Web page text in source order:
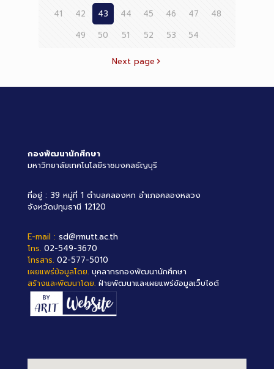
41
42 43 44 45 46 47
48
49
50 51 52 53 54
Next page
กองพัฒนานักศึกษา
มหาวิทยาลัยเทคโนโลยีราชมงคลธัญบุรี
ที่อยู่ : 39 หมู่ที่ 1 ตำบลคลองหก อำเภอคลองหลวง
จังหวัดปทุมธานี 12120
E-mail : sd@rmutt.ac.th
โทร. 02-549-3670
โทรสาร. 02-577-5010
เผยแพร่ข้อมูลโดย. บุคลากรกองพัฒนานักศึกษา
สร้างและพัฒนาโดย. ฝ่ายพัฒนาและเผยแพร่ข้อมูลเว็บไซต์